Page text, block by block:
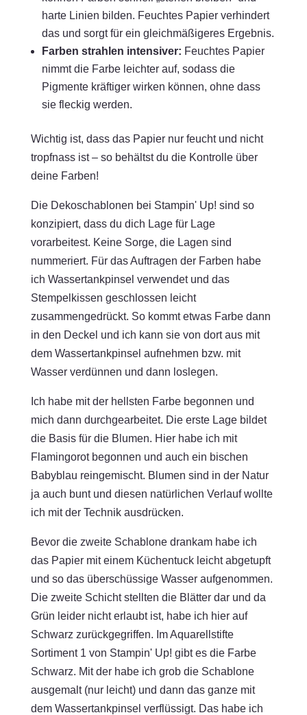
harte Linien bilden. Feuchtes Papier verhindert
das und sorgt für ein gleichmäßigeres Ergebnis.
Farben strahlen intensiver: Feuchtes Papier
nimmt die Farbe leichter auf, sodass die
Pigmente kräftiger wirken können, ohne dass
sie fleckig werden.
Wichtig ist, dass das Papier nur feucht und nicht
tropfnass ist – so behältst du die Kontrolle über
deine Farben!
Die Dekoschablonen bei Stampin' Up! sind so
konzipiert, dass du dich Lage für Lage
vorarbeitest. Keine Sorge, die Lagen sind
nummeriert. Für das Auftragen der Farben habe
ich Wassertankpinsel verwendet und das
Stempelkissen geschlossen leicht
zusammengedrückt. So kommt etwas Farbe dann
in den Deckel und ich kann sie von dort aus mit
dem Wassertankpinsel aufnehmen bzw. mit
Wasser verdünnen und dann loslegen.
Ich habe mit der hellsten Farbe begonnen und
mich dann durchgearbeitet. Die erste Lage bildet
die Basis für die Blumen. Hier habe ich mit
Flamingorot begonnen und auch ein bischen
Babyblau reingemischt. Blumen sind in der Natur
ja auch bunt und diesen natürlichen Verlauf wollte
ich mit der Technik ausdrücken.
Bevor die zweite Schablone drankam habe ich
das Papier mit einem Küchentuck leicht abgetupft
und so das überschüssige Wasser aufgenommen.
Die zweite Schicht stellten die Blätter dar und da
Grün leider nicht erlaubt ist, habe ich hier auf
Schwarz zurückgegriffen. Im Aquarellstifte
Sortiment 1 von Stampin' Up! gibt es die Farbe
Schwarz. Mit der habe ich grob die Schablone
ausgemalt (nur leicht) und dann das ganze mit
dem Wassertankpinsel verflüssigt. Das habe ich